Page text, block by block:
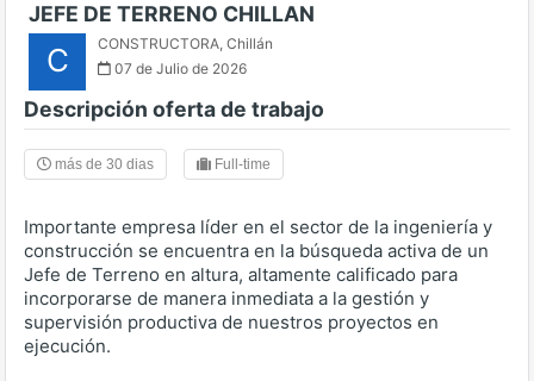
JEFE DE TERRENO CHILLAN
C CONSTRUCTORA, Chillán
07 de Julio de 2026
Descripción oferta de trabajo
más de 30 dias Full-time
Importante empresa líder en el sector de la ingeniería y
construcción se encuentra en la búsqueda activa de un
Jefe de Terreno en altura, altamente calificado para
incorporarse de manera inmediata a la gestión y
supervisión productiva de nuestros proyectos en
ejecución.